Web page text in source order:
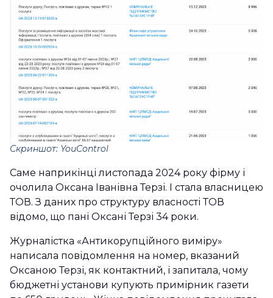
Скриншот: YouControl
Саме наприкінці листопада 2024 року фірму і
очолила Оксана Іванівна Терзі. І стала власницею
ТОВ. З даних про структуру власності ТОВ
відомо, що пані Оксані Терзі 34 роки.
Журналістка «Антикорупційного виміру»
написала повідомлення на номер, вказаний
Оксаною Терзі, як контактний, і запитала, чому
бюджетні установи купують примірник газети